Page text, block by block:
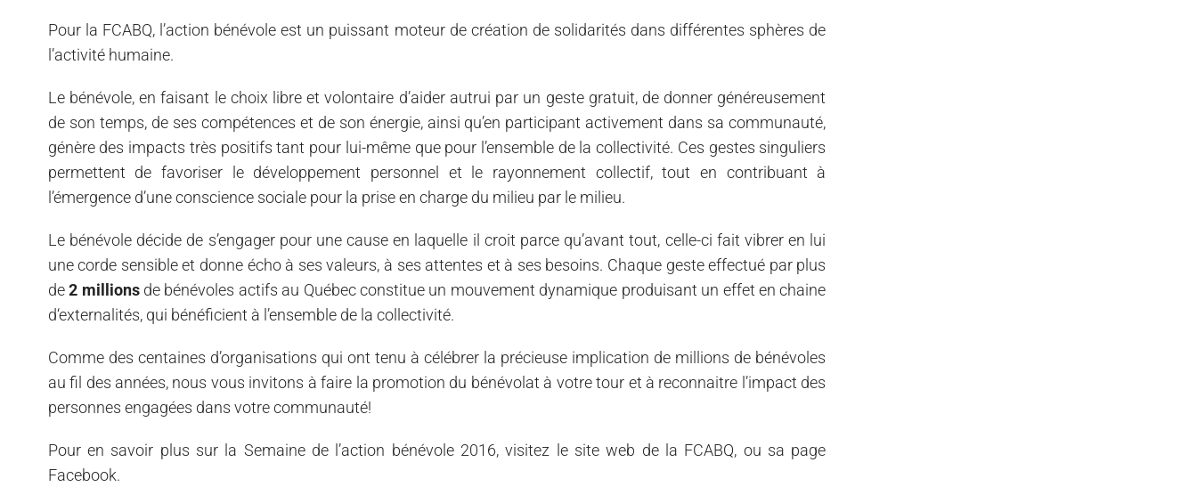
Pour la FCABQ, l’action bénévole est un puissant moteur de création de solidarités dans différentes sphères de
l’activité humaine.
Le bénévole, en faisant le choix libre et volontaire d’aider autrui par un geste gratuit, de donner généreusement
de son temps, de ses compétences et de son énergie, ainsi qu’en participant activement dans sa communauté,
génère des impacts très positifs tant pour lui-même que pour l’ensemble de la collectivité. Ces gestes singuliers
permettent de favoriser le développement personnel et le rayonnement collectif, tout en contribuant à
l’émergence d’une conscience sociale pour la prise en charge du milieu par le milieu.
Le bénévole décide de s’engager pour une cause en laquelle il croit parce qu’avant tout, celle-ci fait vibrer en lui
une corde sensible et donne écho à ses valeurs, à ses attentes et à ses besoins. Chaque geste effectué par plus
de2 millions de bénévoles actifs au Québec constitue un mouvement dynamique produisant un effet en chaine
d‘externalités, qui bénéficient à l’ensemble de la collectivité.
Comme des centaines d’organisations qui ont tenu à célébrer la précieuse implication de millions de bénévoles
au fil des années, nous vous invitons à faire la promotion du bénévolat à votre tour et à reconnaitre l’impact des
personnes engagées dans votre communauté!
Pour en savoir plus sur la Semaine de l’action bénévole 2016, visitez le site web de la FCABQ, ou sa page
Facebook.